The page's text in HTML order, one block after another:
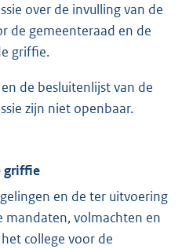
over de invulling van de
de gemeenteraad en de
griffie.
de besluitenlijst van de
zijn niet openbaar.
griffie
en de ter uitvoering
mandaten, volmachten en
college voor de